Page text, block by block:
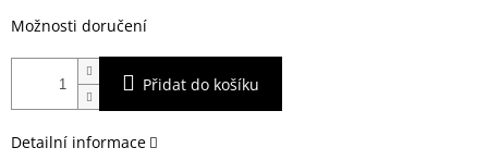
Možnosti doručení
Přidat do košíku
Detailní informace